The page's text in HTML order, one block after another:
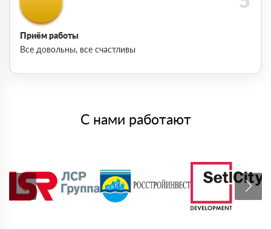
Приём работы
Все довольны, все счастливы
С нами работают